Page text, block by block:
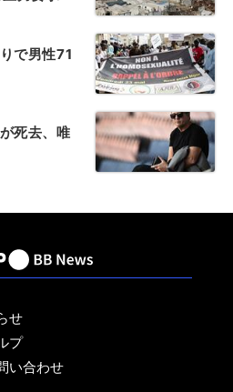
で男性71
死去、唯
せ
プ
い合わせ